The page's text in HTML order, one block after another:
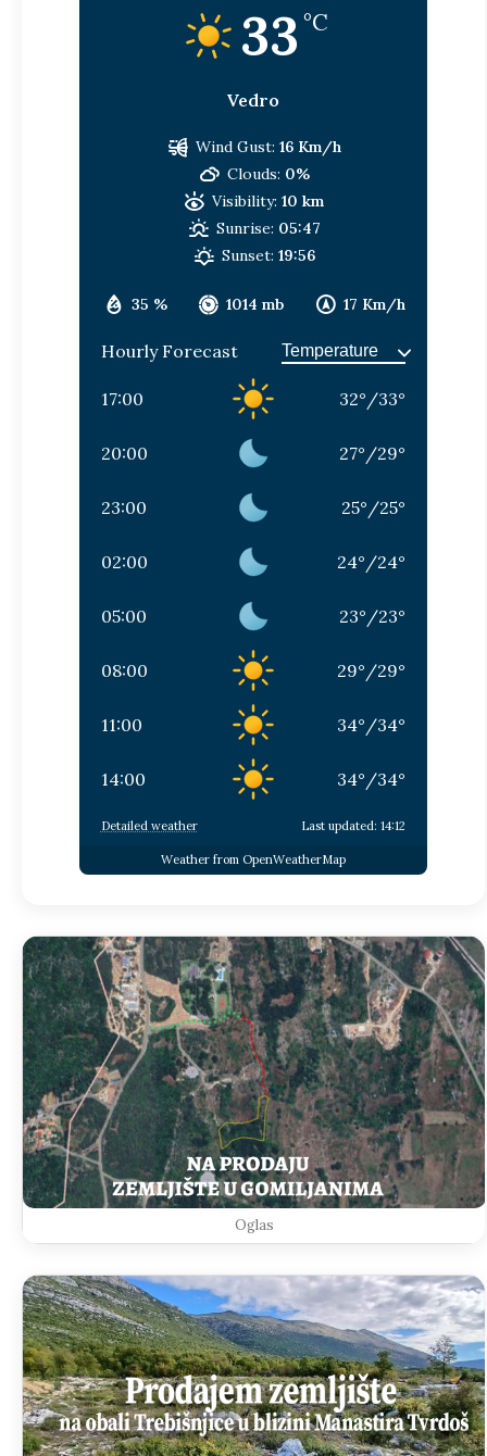
33 °C
Vedro
35 % 1014 mb 17 Km/h
Wind Gust: 16 Km/h
Clouds: 0%
Visibility: 10 km
Sunrise: 05:47
Sunset: 19:56
Hourly Forecast
17:00 32° /33°
20:00 27° /29°
23:00 25° /25°
02:00 24° /24°
05:00 23° /23°
08:00 29° /29°
11:00 34° /34°
14:00 34° /34°
Detailed weather Last updated: 14:12
Weather from OpenWeatherMap
Oglas